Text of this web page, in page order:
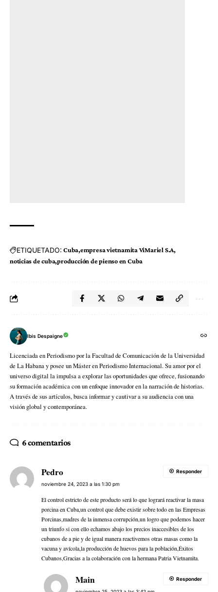
ETIQUETADO: Cuba empresa vietnamita ViMariel S.A
noticias de cuba producción de pienso en Cuba
Ibis Despaigne
Licenciada en Periodismo por la Facultad de Comunicación de la Universidad
de La Habana y posee un Máster en Periodismo Internacional. Su amor por el
universo digital la impulsa a explorar las oportunidades que ofrece, fusionando
su formación académica con un enfoque innovador en la narración de historias.
A través de sus artículos, busca informar y cautivar a su audiencia con una
visión global y contemporánea.
6 comentarios
Pedro
noviembre 24, 2023 a las 1:30 pm
El control estricto de este producto será lo que logrará reactivar la masa
porcina en Cuba,un control que debe existir sobre todo en las Empresas
Porcinas,madres de la inmensa corrupción,un logro que podemos hacer
un triunfo si con ello echamos abajo los precios inaccesibles de los
cubanos de a pie y de igual manera reactivemos otras masas como la
vacuna y avícola,la producción de huevos para la población,Éxitos
Cubanos,Gracias a la colaboración con la hermana Patria Vietnamita.
Responder
Main Responder